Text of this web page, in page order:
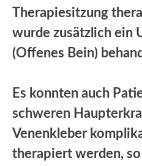
Therapiesitzung
wurde zusätzlich ein
(Offenes Bein)
Es konnten auch
schweren
Venenkleber
therapiert werden,